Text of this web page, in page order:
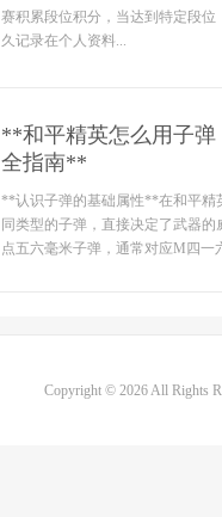
赛积累段位积分，当达到特定段
久记录在个人资料...
**和平精英怎么用子
全指南**
**认识子弹的基础属性**在和平精
同类型的子弹，直接决定了武器
点五六毫米子弹，通常对应M四一
Copyright © 2026 All Rights